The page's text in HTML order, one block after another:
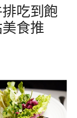
吃到飽
美食推